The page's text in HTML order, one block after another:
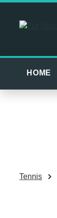
HOME
Tennis